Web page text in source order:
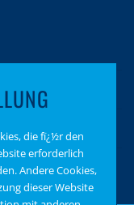
die fï¿½r den
erforderlich
Andere Cookies,
dieser Website